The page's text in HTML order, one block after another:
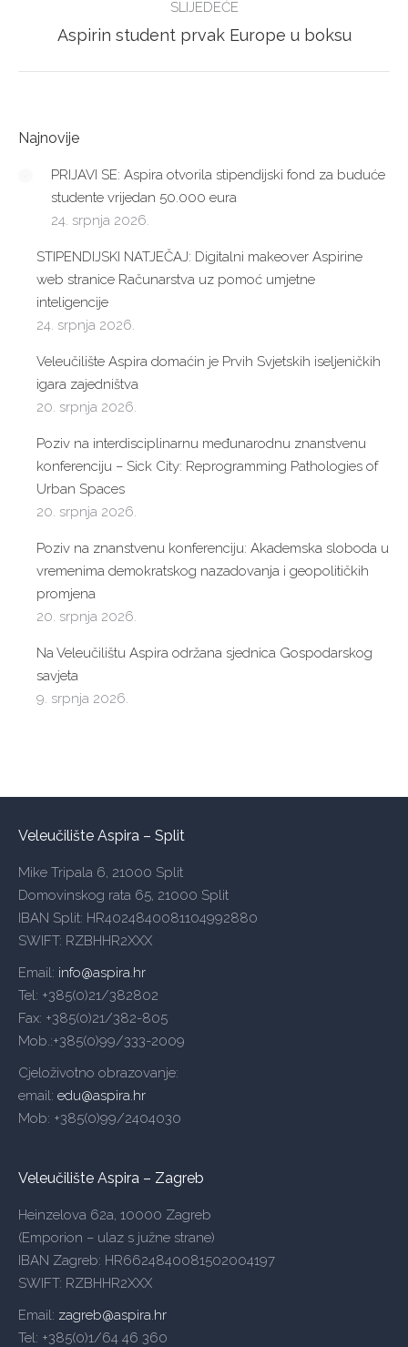
SLIJEDEĆE
Next
Aspirin student prvak Europe u boksu
Najnovije
PRIJAVI SE: Aspira otvorila stipendijski fond za buduće
studente vrijedan 50.000 eura
24. srpnja 2026.
STIPENDIJSKI NATJEČAJ: Digitalni makeover Aspirine
web stranice Računarstva uz pomoć umjetne
inteligencije
24. srpnja 2026.
Veleučilište Aspira domaćin je Prvih Svjetskih iseljeničkih
igara zajedništva
20. srpnja 2026.
Poziv na interdisciplinarnu međunarodnu znanstvenu
konferenciju – Sick City: Reprogramming Pathologies of
Urban Spaces
20. srpnja 2026.
Poziv na znanstvenu konferenciju: Akademska sloboda u
vremenima demokratskog nazadovanja i geopolitičkih
promjena
20. srpnja 2026.
Na Veleučilištu Aspira održana sjednica Gospodarskog
savjeta
9. srpnja 2026.
Veleučilište Aspira – Split
Mike Tripala 6, 21000 Split
Domovinskog rata 65, 21000 Split
IBAN Split: HR4024840081104992880
SWIFT: RZBHHR2XXX
Email: info@aspira.hr
Tel: +385(0)21/382802
Fax: +385(0)21/382-805
Mob.:+385(0)99/333-2009
Cjeloživotno obrazovanje:
email: edu@aspira.hr
Mob: +385(0)99/2404030
Veleučilište Aspira – Zagreb
Heinzelova 62a, 10000 Zagreb
(Emporion – ulaz s južne strane)
IBAN Zagreb: HR6624840081502004197
SWIFT: RZBHHR2XXX
Email: zagreb@aspira.hr
Tel: +385(0)1/64 46 360